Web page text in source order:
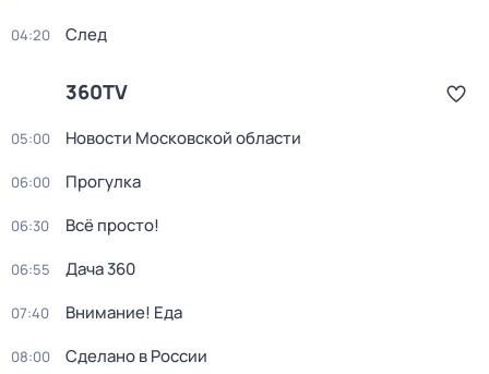
04:20 След
360TV
05:00 Новости Московской области
06:00 Прогулка
06:30 Всё просто!
06:55 Дача 360
07:40 Внимание! Еда
08:00 Сделано в России